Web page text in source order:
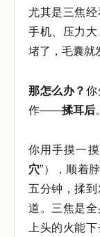
尤其是三焦
手机、压力大
堵了，毛囊就
那怎么办？ 你
作——揉耳后。
你用手摸一
穴”），顺着
五分钟，揉
道。三焦是全
上头的火能